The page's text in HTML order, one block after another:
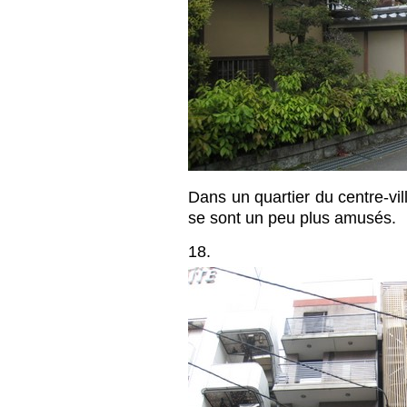
Dans un quartier du centre-
se sont un peu plus amusés.
18.